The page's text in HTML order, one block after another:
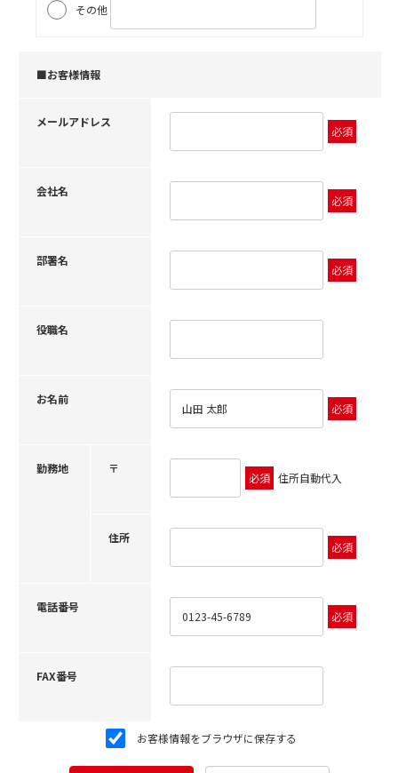
その他
■お客様情報
メールアドレス
必須
会社名
必須
部署名
必須
役職名
お名前
必須
勤務地 〒
必須 住所自動代入
住所
必須
電話番号
必須
FAX番号
お客様情報をブラウザに保存する